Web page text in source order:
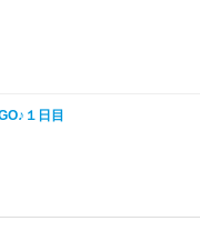
１日目